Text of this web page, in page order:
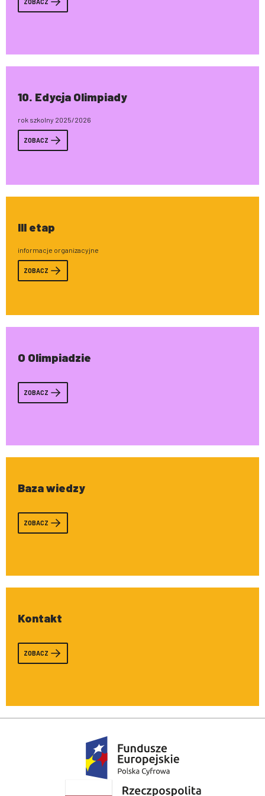
10. Edycja Olimpiady
rok szkolny 2025/2026
ZOBACZ
III etap
informacje organizacyjne
ZOBACZ
O Olimpiadzie
ZOBACZ
Baza wiedzy
ZOBACZ
Kontakt
ZOBACZ